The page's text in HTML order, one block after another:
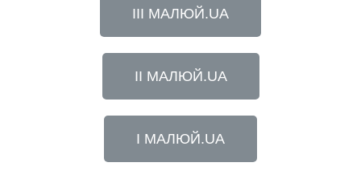
III МАЛЮЙ.UA
II МАЛЮЙ.UA
I МАЛЮЙ.UA